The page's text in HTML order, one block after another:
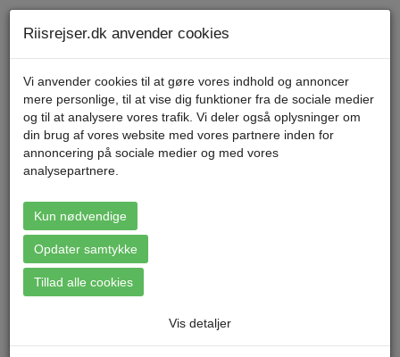
Menu
Forside » Grupperejse
Grupperejse
Riisrejser.dk anvender cookies
Vi anvender cookies til at gøre vores indhold og annoncer
mere personlige, til at vise dig funktioner fra de sociale medier
og til at analysere vores trafik. Vi deler også oplysninger om
din brug af vores website med vores partnere inden for
annoncering på sociale medier og med vores
analysepartnere.
Kun nødvendige
Opdater samtykke
Tillad alle cookies
Vis detaljer